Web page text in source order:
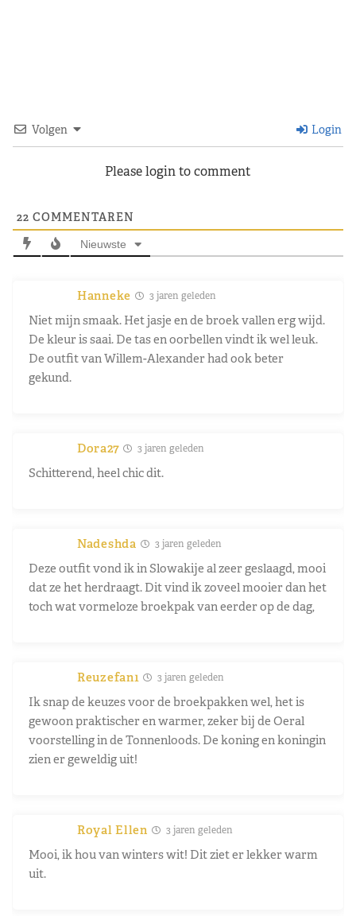
Volgen Login
Please login to comment
22 COMMENTAREN
Nieuwste
Hanneke 3 jaren geleden
Niet mijn smaak. Het jasje en de broek vallen erg wijd.
De kleur is saai. De tas en oorbellen vindt ik wel leuk.
De outfit van Willem-Alexander had ook beter
gekund.
Dora27 3 jaren geleden
Schitterend, heel chic dit.
Nadeshda 3 jaren geleden
Deze outfit vond ik in Slowakije al zeer geslaagd, mooi
dat ze het herdraagt. Dit vind ik zoveel mooier dan het
toch wat vormeloze broekpak van eerder op de dag,
Reuzefan1 3 jaren geleden
Ik snap de keuzes voor de broekpakken wel, het is
gewoon praktischer en warmer, zeker bij de Oeral
voorstelling in de Tonnenloods. De koning en koningin
zien er geweldig uit!
Royal Ellen 3 jaren geleden
Mooi, ik hou van winters wit! Dit ziet er lekker warm
uit.